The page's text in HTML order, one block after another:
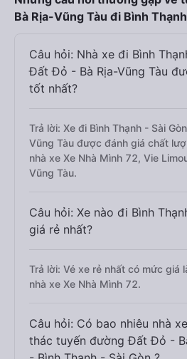
Bà Rịa-Vũng Tàu đi Bình
Câu hỏi: Nhà xe đi Bình
Đất Đỏ - Bà Rịa-Vũng Tàu
tốt nhất?
Trả lời: Xe đi Bình Thạnh - Sài
Vũng Tàu được đánh giá chất
nhà xe Xe Nhà Mình 72, Vie
Vũng Tàu.
Câu hỏi: Xe nào đi Bình
giá rẻ nhất?
Trả lời: Vé xe rẻ nhất có mức giá
nhà xe Xe Nhà Mình 72.
Câu hỏi: Có bao nhiêu nhà
thác tuyến đường Đất Đỏ -